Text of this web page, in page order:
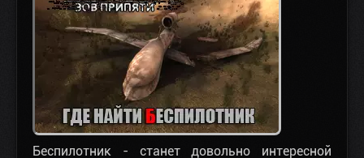
Беспилотник - станет довольно интересной